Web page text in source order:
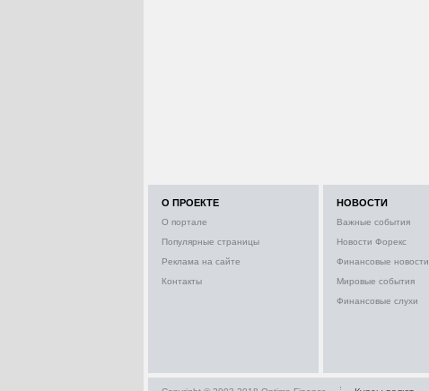
О ПРОЕКТЕ
О портале
Популярные страницы
Реклама на сайте
Контакты
НОВОСТИ
Важные события
Новости Форекс
Финансовые новости
Мировые события
Финансовые слухи